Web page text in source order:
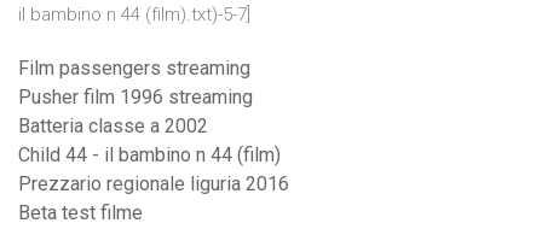
il bambino n 44 (film).txt)-5-7]
Film passengers streaming
Pusher film 1996 streaming
Batteria classe a 2002
Child 44 - il bambino n 44 (film)
Prezzario regionale liguria 2016
Beta test filme